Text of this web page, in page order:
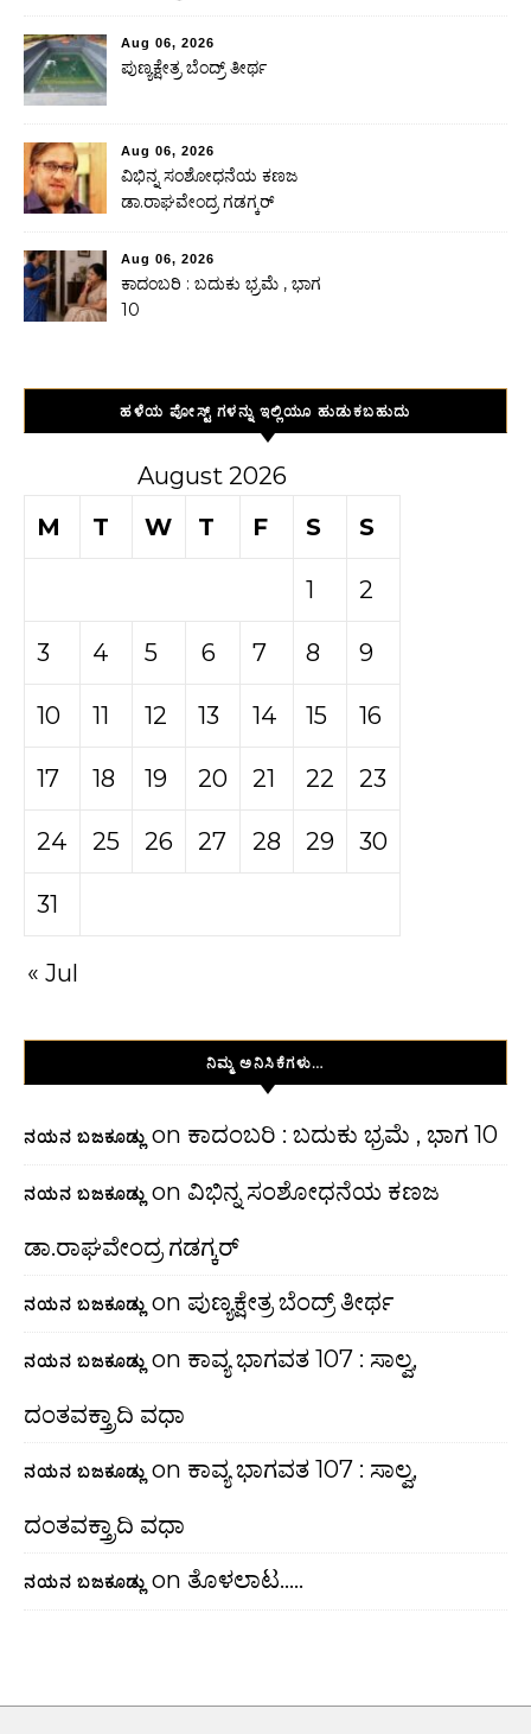
Aug 06, 2026
ಪುಣ್ಯಕ್ಷೇತ್ರ ಬೆಂದ್ರ್ ತೀರ್ಥ
Aug 06, 2026
ವಿಭಿನ್ನ ಸಂಶೋಧನೆಯ ಕಣಜ
ಡಾ.ರಾಘವೇಂದ್ರ ಗಡಗ್ಕರ್
Aug 06, 2026
ಕಾದಂಬರಿ : ಬದುಕು ಭ್ರಮೆ , ಭಾಗ
10
ಹಳೆಯ ಪೋಸ್ಟ್ ಗಳನ್ನು ಇಲ್ಲಿಯೂ ಹುಡುಕಬಹುದು
August 2026
M
T W T F S S
1 2
3 4 5 6 7 8 9
10 11 12 13 14 15 16
17 18 19 20 21 22 23
24 25 26 27 28 29 30
31
« Jul
ನಿಮ್ಮ ಅನಿಸಿಕೆಗಳು…
ನಯನ ಬಜಕೂಡ್ಲು on ಕಾದಂಬರಿ : ಬದುಕು ಭ್ರಮೆ , ಭಾಗ 10
ನಯನ ಬಜಕೂಡ್ಲು on ವಿಭಿನ್ನ ಸಂಶೋಧನೆಯ ಕಣಜ
ಡಾ.ರಾಘವೇಂದ್ರ ಗಡಗ್ಕರ್
ನಯನ ಬಜಕೂಡ್ಲು on ಪುಣ್ಯಕ್ಷೇತ್ರ ಬೆಂದ್ರ್ ತೀರ್ಥ
ನಯನ ಬಜಕೂಡ್ಲು on ಕಾವ್ಯ ಭಾಗವತ 107 : ಸಾಲ್ವ,
ದಂತವಕ್ತ್ರಾದಿ ವಧಾ
ನಯನ ಬಜಕೂಡ್ಲು on ಕಾವ್ಯ ಭಾಗವತ 107 : ಸಾಲ್ವ,
ದಂತವಕ್ತ್ರಾದಿ ವಧಾ
ನಯನ ಬಜಕೂಡ್ಲು on ತೊಳಲಾಟ…..